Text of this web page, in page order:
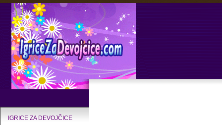
IGRICE ZA DEVOJČICE